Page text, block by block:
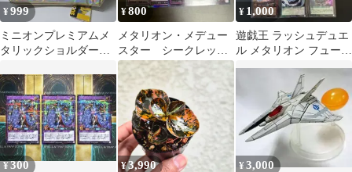
¥999
ミニオンプレミアムメ
タリックショルダーバ
¥800
メタリオン・メデュー
スター シークレッ
ト 3枚セット
¥ 1,000
遊戯王 ラッシュデュエ
ル メタリオン フュージ
¥300 ¥3,990 ¥3,000